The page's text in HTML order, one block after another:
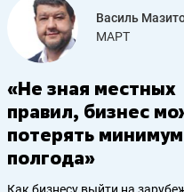
Василь
МАРТ
«Не зная местных
правил, бизнес
потерять минимум
полгода»